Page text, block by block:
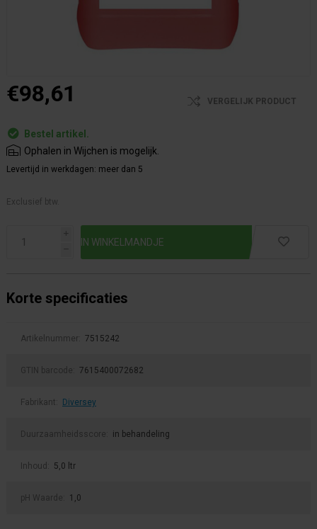
€98,61 VERGELIJK PRODUCT
Bestel artikel.
Ophalen in Wijchen is mogelijk.
Levertijd in werkdagen: meer dan 5
Exclusief btw.
i
h
Korte specificaties
Artikelnummer: 7515242
GTIN barcode: 7615400072682
Fabrikant: Diversey
Duurzaamheidsscore: in behandeling
Inhoud: 5,0 ltr
pH Waarde: 1,0